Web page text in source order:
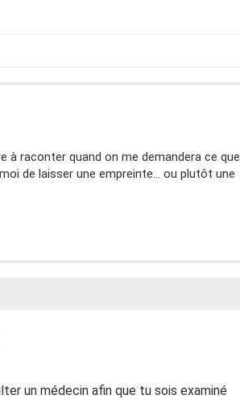
à raconter quand on me demandera ce que
de laisser une empreinte… ou plutôt une
un médecin afin que tu sois examiné